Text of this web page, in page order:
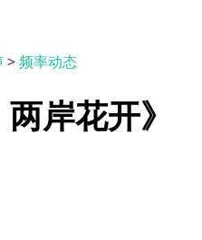
>频率动态
岸花开》